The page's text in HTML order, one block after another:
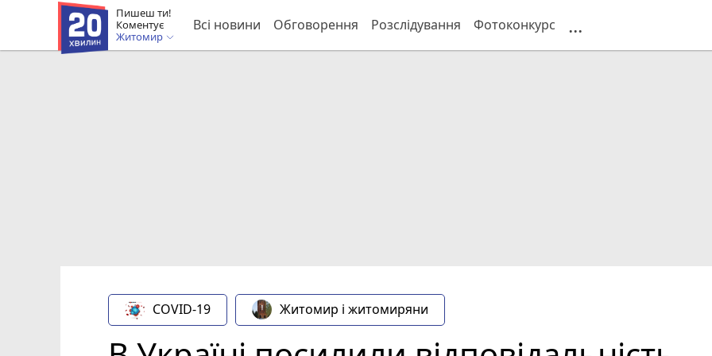
Пишеш ти!
Коментує
Житомир
Всі новини Обговорення Розслідування Фотоконкурс ...
COVID-19 Житомир і житомиряни